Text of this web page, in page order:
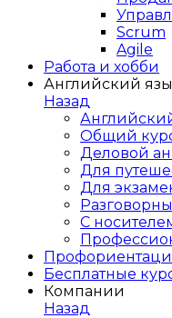
Scrum
Agile
Работа и хобби
Английский
Назад
Общий
Деловой
Для
Для
С
Бесплатные
Компании
Назад